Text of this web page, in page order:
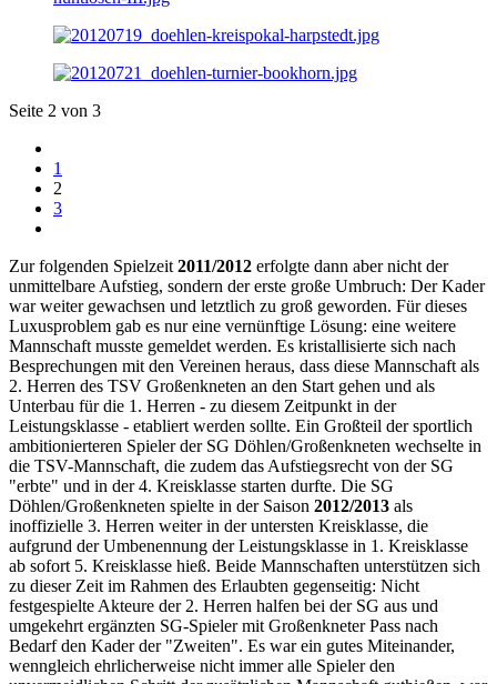
Seite 2 von 3
1
2
3
Zur folgenden Spielzeit 2011/2012 erfolgte dann aber nicht der
unmittelbare Aufstieg, sondern der erste große Umbruch: Der Kader
war weiter gewachsen und letztlich zu groß geworden. Für dieses
Luxusproblem gab es nur eine vernünftige Lösung: eine weitere
Mannschaft musste gemeldet werden. Es kristallisierte sich nach
Besprechungen mit den Vereinen heraus, dass diese Mannschaft als
2. Herren des TSV Großenkneten an den Start gehen und als
Unterbau für die 1. Herren - zu diesem Zeitpunkt in der
Leistungsklasse - etabliert werden sollte. Ein Großteil der sportlich
ambitionierteren Spieler der SG Döhlen/Großenkneten wechselte in
die TSV-Mannschaft, die zudem das Aufstiegsrecht von der SG
"erbte" und in der 4. Kreisklasse starten durfte. Die SG
Döhlen/Großenkneten spielte in der Saison 2012/2013 als
inoffizielle 3. Herren weiter in der untersten Kreisklasse, die
aufgrund der Umbenennung der Leistungsklasse in 1. Kreisklasse
ab sofort 5. Kreisklasse hieß. Beide Mannschaften unterstützen sich
zu dieser Zeit im Rahmen des Erlaubten gegenseitig: Nicht
festgespielte Akteure der 2. Herren halfen bei der SG aus und
umgekehrt ergänzten SG-Spieler mit Großenkneter Pass nach
Bedarf den Kader der "Zweiten". Es war ein gutes Miteinander,
wenngleich ehrlicherweise nicht immer alle Spieler den